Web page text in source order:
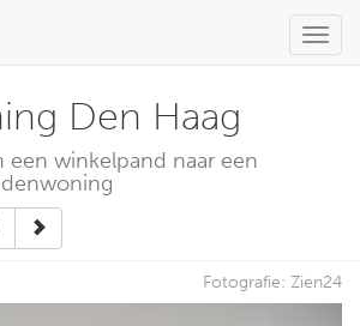
Den Haag
een winkelpand naar een
Fotografie: Zien24